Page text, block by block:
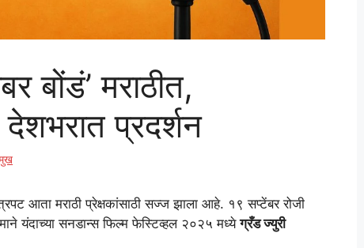
बोंडं’ मराठीत,
प्रदर्शन
आता मराठी प्रेक्षकांसाठी सज्ज झाला आहे. १९ सप्टेंबर रोजी
यंदाच्या सनडान्स फिल्म फेस्टिव्हल २०२५ मध्येग्रँड ज्युरी